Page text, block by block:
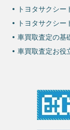
トヨタサクシ
トヨタサクシ
車買取査定の基
車買取査定お役